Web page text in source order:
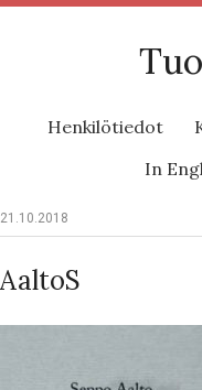
Henkilötiedot
In
21.10.2018
AaltoS